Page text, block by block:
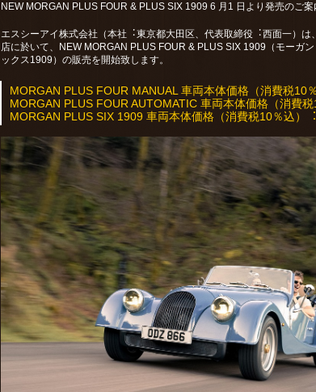
NEW MORGAN PLUS FOUR & PLUS SIX 1909 6 月1 日より発売のご案
エスシーアイ株式会社（本社︓東京都⼤⽥区、代表取締役︓⻄⾯⼀）
店に於いて、NEW MORGAN PLUS FOUR & PLUS SIX 1909（モーガ
ックス1909）の販売を開始致します。
MORGAN PLUS FOUR MANUAL ⾞両本体価格（消費税10
MORGAN PLUS FOUR AUTOMATIC ⾞両本体価格（消費
MORGAN PLUS SIX 1909 ⾞両本体価格（消費税10％込）